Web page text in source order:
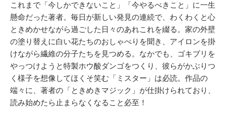
これまで「今しかできないこと」「今やるべきこと」に一生
懸命だった著者。毎日が新しい発見の連続で、わくわくと心
ときめかせながら過ごした日々のあれこれを綴る。家の外壁
の塗り替えに白い花たちのおしゃべりを聞き、アイロンを掛
けながら繊維の分子たちを見つめる。なかでも、ゴキブリを
やっつけようと特製ホウ酸ダンゴをつくり、彼らがかぶりつ
く様子を想像してほくそ笑む「ミスター」は必読。作品の
端々に、著者の「ときめきマジック」が仕掛けられており、
読み始めたら止まらなくなること必至！